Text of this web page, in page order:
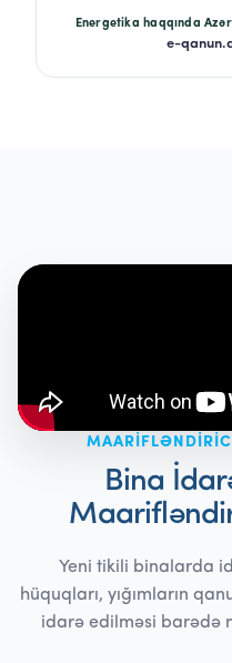
Energetika haqqında
e-
Bina
Yeni tikili binalarda
hüquqları, yığımların
idarə edilməsi barədə